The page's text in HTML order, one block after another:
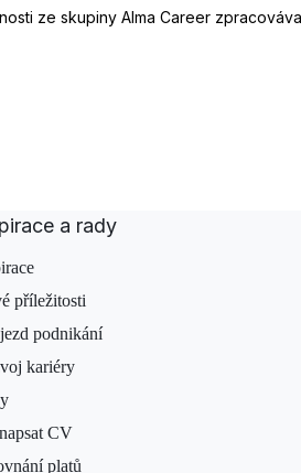
ze skupiny Alma Career
a rady
příležitosti
podnikání
kariéry
CV
platů